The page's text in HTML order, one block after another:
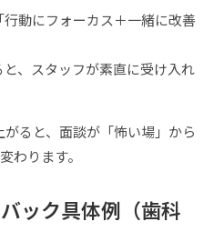
動にフォーカス＋一緒に改善
、スタッフが素直に受け入れ
ると、面談が「怖い場」から
わります。
ック具体例（歯科